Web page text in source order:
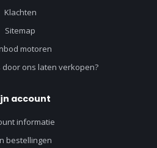
Klachten
Sitemap
motoren
door ons laten verkopen?
account
informatie
bestellingen